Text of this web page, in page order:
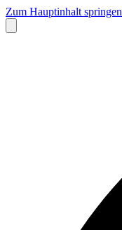
Zum Hauptinhalt springen